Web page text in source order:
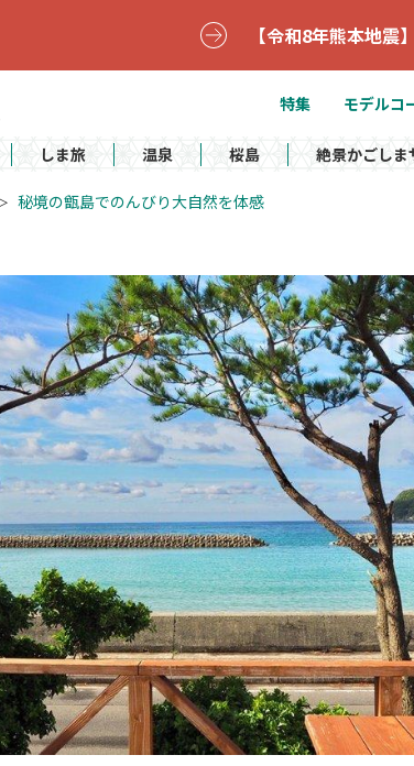
【令和8年熊本地震
特集 モデルコ
しま旅 温泉 桜島 絶景かごしま
秘境の甑島でのんびり大自然を体感